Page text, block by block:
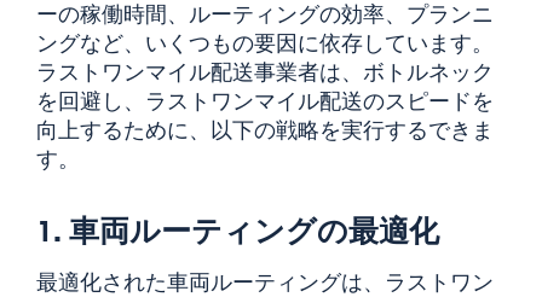
ーの稼働時間、ルーティングの効率、プランニ
ングなど、いくつもの要因に依存しています。
ラストワンマイル配送事業者は、ボトルネック
を回避し、ラストワンマイル配送のスピードを
向上するために、以下の戦略を実行するできま
す。
1. 車両ルーティングの最適化
最適化された車両ルーティングは、ラストワン